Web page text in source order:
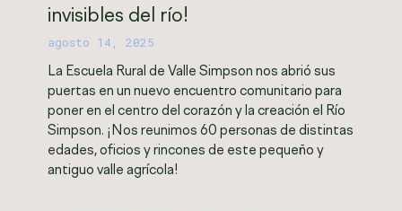
invisibles del río!
agosto 14, 2025
La Escuela Rural de Valle Simpson nos abrió sus
puertas en un nuevo encuentro comunitario para
poner en el centro del corazón y la creación el Río
Simpson. ¡Nos reunimos 60 personas de distintas
edades, oficios y rincones de este pequeño y
antiguo valle agrícola!